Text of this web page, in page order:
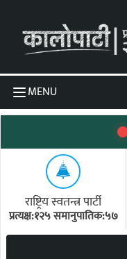
MENU
राष्ट्रिय स्वतन्त्र पार्टी
प्रत्यक्ष:१२५ समानुपातिक:५७